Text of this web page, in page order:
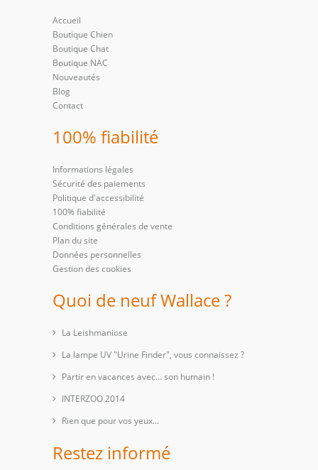
Accueil
Boutique Chien
Boutique Chat
Boutique NAC
Nouveautés
Blog
Contact
100% fiabilité
Informations légales
Sécurité des paiements
Politique d'accessibilité
100% fiabilité
Conditions générales de vente
Plan du site
Données personnelles
Gestion des cookies
Quoi de neuf Wallace ?
La Leishmaniose
La lampe UV "Urine Finder", vous connaissez ?
Partir en vacances avec… son humain !
INTERZOO 2014
Rien que pour vos yeux...
Restez informé